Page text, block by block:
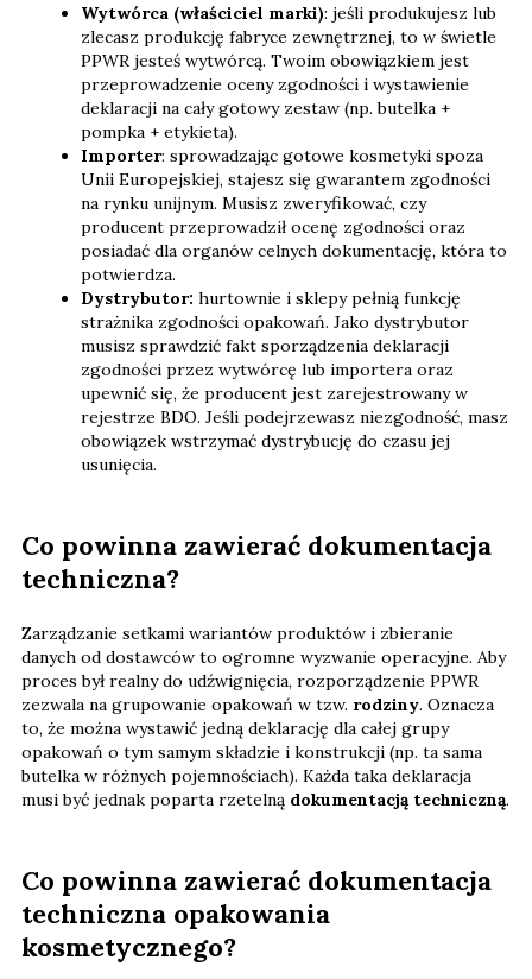
Wytwórca (właściciel marki): jeśli produkujesz lub
zlecasz produkcję fabryce zewnętrznej, to w świetle
PPWR jesteś wytwórcą. Twoim obowiązkiem jest
przeprowadzenie oceny zgodności i wystawienie
deklaracji na cały gotowy zestaw (np. butelka +
pompka + etykieta).
Importer: sprowadzając gotowe kosmetyki spoza
Unii Europejskiej, stajesz się gwarantem zgodności
na rynku unijnym. Musisz zweryfikować, czy
producent przeprowadził ocenę zgodności oraz
posiadać dla organów celnych dokumentację, która to
potwierdza.
Dystrybutor: hurtownie i sklepy pełnią funkcję
strażnika zgodności opakowań. Jako dystrybutor
musisz sprawdzić fakt sporządzenia deklaracji
zgodności przez wytwórcę lub importera oraz
upewnić się, że producent jest zarejestrowany w
rejestrze BDO. Jeśli podejrzewasz niezgodność, masz
obowiązek wstrzymać dystrybucję do czasu jej
usunięcia.
Co powinna zawierać dokumentacja
techniczna?
Zarządzanie setkami wariantów produktów i zbieranie
danych od dostawców to ogromne wyzwanie operacyjne. Aby
proces był realny do udźwignięcia, rozporządzenie PPWR
zezwala na grupowanie opakowań w tzw. rodziny. Oznacza
to, że można wystawić jedną deklarację dla całej grupy
opakowań o tym samym składzie i konstrukcji (np. ta sama
butelka w różnych pojemnościach). Każda taka deklaracja
musi być jednak poparta rzetelną dokumentacją techniczną.
Co powinna zawierać dokumentacja
techniczna opakowania
kosmetycznego?